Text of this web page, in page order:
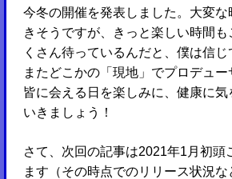
今冬の開催を発表しました。大変
きそうですが、きっと楽しい時間も
くさん待っているんだと、僕は信
またどこかの「現地」でプロデュ
皆に会える日を楽しみに、健康に気
いきましょう！
さて、次回の記事は2021年1月初頭
ます（その時点でのリリース状況